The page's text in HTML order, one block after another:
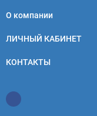
О компании
ЛИЧНЫЙ КАБИНЕТ
КОНТАКТЫ